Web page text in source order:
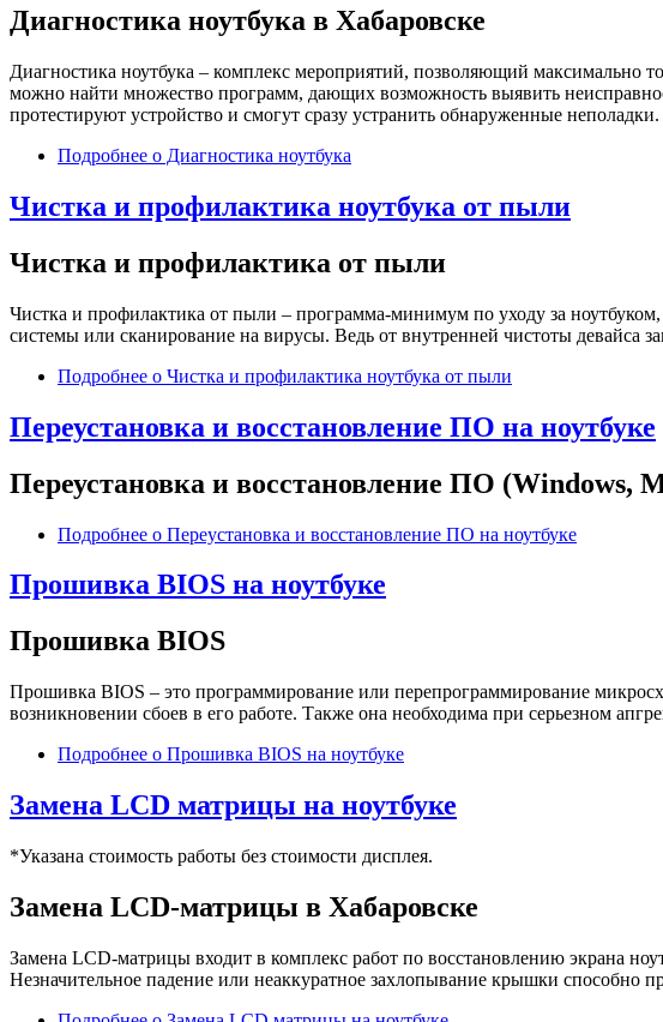
Диагностика ноутбука в Хабаровске
Диагностика ноутбука – комплекс мероприятий, позволяющий максимально
можно найти множество программ, дающих возможность выявить
протестируют устройство и смогут сразу устранить обнаруженные неполадки.
Подробнее о Диагностика ноутбука
Чистка и профилактика ноутбука от пыли
Чистка и профилактика от пыли
Чистка и профилактика от пыли – программа-минимум по уходу за
системы или сканирование на вирусы. Ведь от внутренней чистоты девайса
Подробнее о Чистка и профилактика ноутбука от пыли
Переустановка и восстановление ПО на ноутбуке
Переустановка и восстановление ПО (Windows,
Подробнее о Переустановка и восстановление ПО на ноутбуке
Прошивка BIOS на ноутбуке
Прошивка BIOS
Прошивка BIOS – это программирование или перепрограммирование
возникновении сбоев в его работе. Также она необходима при серьезном
Подробнее о Прошивка BIOS на ноутбуке
Замена LCD матрицы на ноутбуке
*Указана стоимость работы без стоимости дисплея.
Замена LCD-матрицы в Хабаровске
Замена LCD-матрицы входит в комплекс работ по восстановлению экрана
Незначительное падение или неаккуратное захлопывание крышки способно